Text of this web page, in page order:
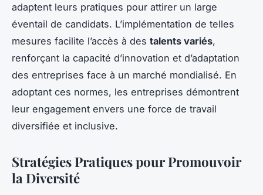
adaptent leurs pratiques pour attirer un large
éventail de candidats. L’implémentation de telles
mesures facilite l’accès à des talents variés,
renforçant la capacité d’innovation et d’adaptation
des entreprises face à un marché mondialisé. En
adoptant ces normes, les entreprises démontrent
leur engagement envers une force de travail
diversifiée et inclusive.
Stratégies Pratiques pour Promouvoir
la Diversité